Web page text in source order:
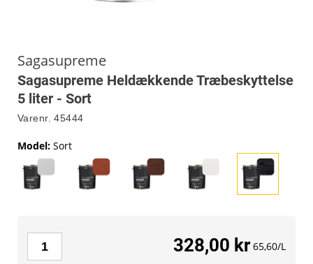
Sagasupreme
Sagasupreme Heldækkende Træbeskyttelse
5 liter - Sort
Varenr. 45444
Model: Sort
328,00 kr 65,60/L